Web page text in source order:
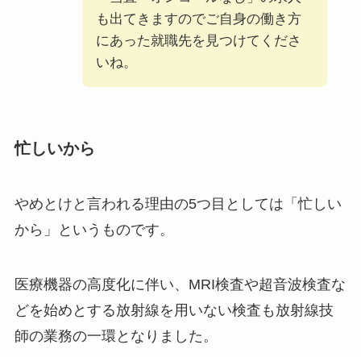
も出てきますのでご自身の働き方
にあった就職先を見つけてくださ
いね。
忙しいから
やめとけと言われる理由の5つ目としては「忙しい
から」というものです。
医療機器の高度化に伴い、MRI検査や超音波検査な
どを始めとする放射線を用いない検査も放射線技
師の業務の一環となりました。